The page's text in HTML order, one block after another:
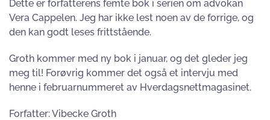
Dette er forfatterens femte bok i serien om advokan
Vera Cappelen. Jeg har ikke lest noen av de forrige, og
den kan godt leses frittstående.
Groth kommer med ny bok i januar, og det gleder jeg
meg til! Forøvrig kommer det også et intervju med
henne i februarnummeret av Hverdagsnettmagasinet.
Forfatter: Vibecke Groth